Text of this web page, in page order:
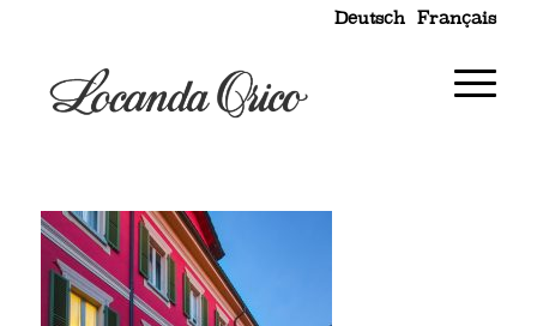
Deutsch Français